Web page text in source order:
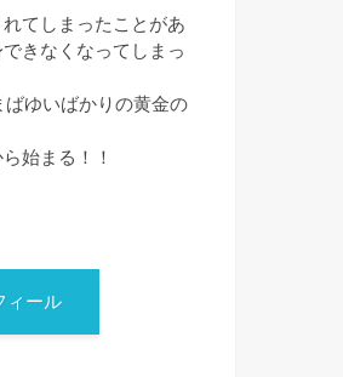
てしまったことがあ
きなくなってしまっ
ばゆいばかりの黄金の
始まる！！
ィール